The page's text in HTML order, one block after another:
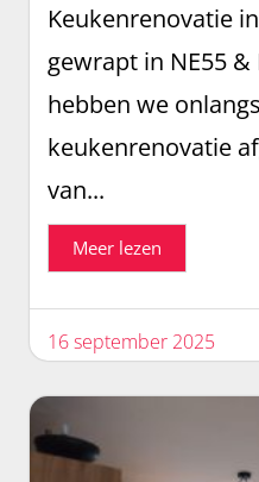
16 september 2025
Keukenrenovatie
gewrapt in NE55 &
hebben we
keukenrenovatie
van...
Meer lezen